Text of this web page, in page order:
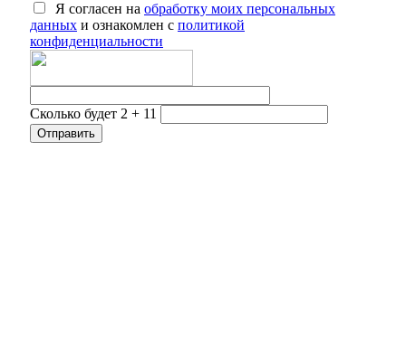
Я согласен на обработку моих персональных
данных и ознакомлен с политикой
конфиденциальности
Сколько будет 2 + 11